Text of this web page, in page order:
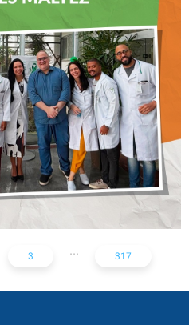
EDUCAÇÃO
AOS
DAS UTIs
ARISTIDES
3 ... 317